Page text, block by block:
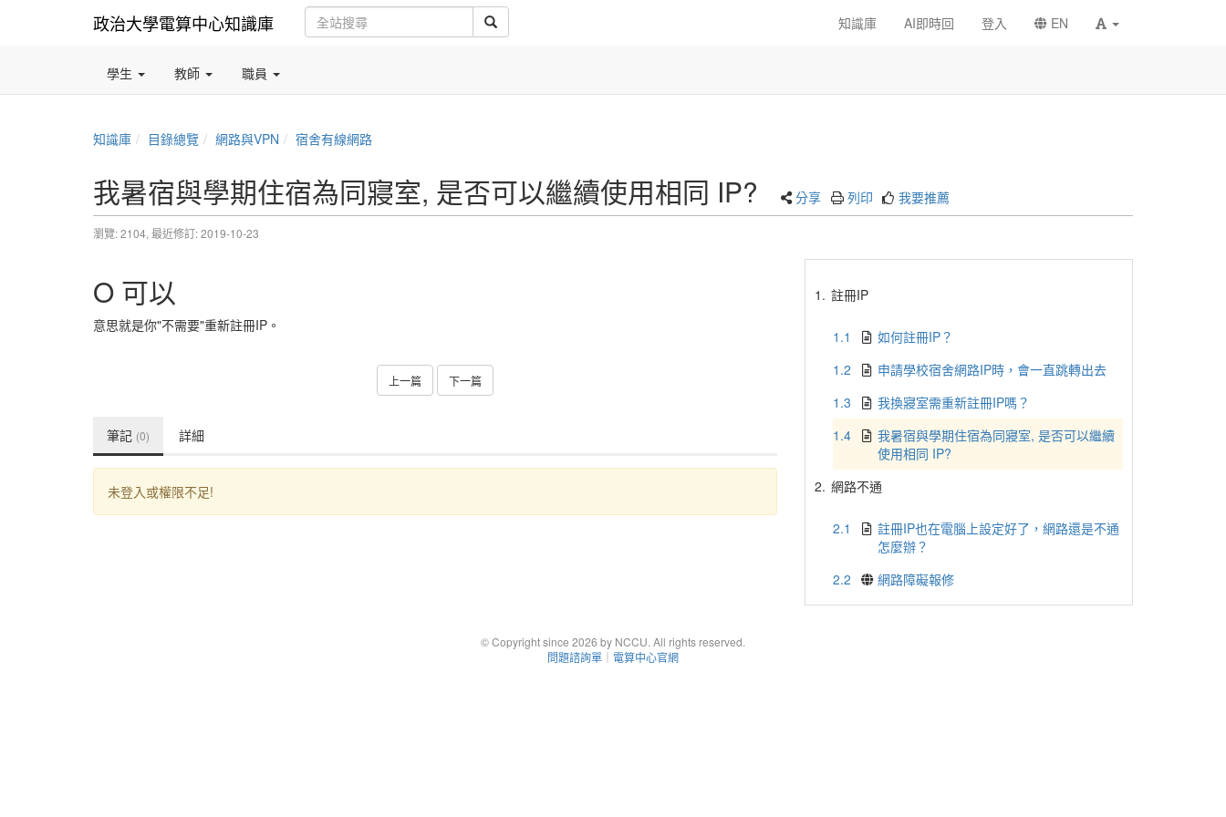
政治大學電算中心知識庫 知識庫 AI即時回 登入 EN
學生 教師 職員
知識庫 目錄總覽 網路與VPN 宿舍有線網路
我暑宿與學期住宿為同寢室, 是否可以繼續使用相同 IP? 分享 列印 我要推薦
瀏覽: 2104, 最近修訂: 2019-10-23
O 可以
意思就是你"不需要"重新註冊IP。
上一篇 下一篇
筆記 (0) 詳細
未登入或權限不足!
1. 註冊IP
1.1
如何註冊IP？
1.2
申請學校宿舍網路IP時，會一直跳轉出去
1.3
我換寢室需重新註冊IP嗎？
1.4
我暑宿與學期住宿為同寢室, 是否可以繼續
使用相同 IP?
2. 網路不通
2.1
註冊IP也在電腦上設定好了，網路還是不通
怎麼辦？
2.2
網路障礙報修
© Copyright since 2026 by NCCU. All rights reserved.
問題諮詢單 ｜ 電算中心官網